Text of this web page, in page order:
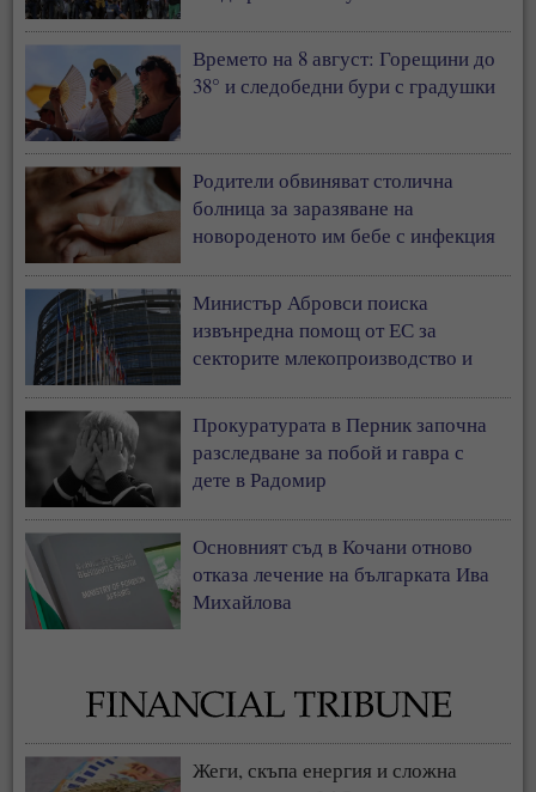
Времето на 8 август: Горещини до
38° и следобедни бури с градушки
Родители обвиняват столична
болница за заразяване на
новороденото им бебе с инфекция
Министър Абровси поиска
извънредна помощ от ЕС за
секторите млекопроизводство и
Прокуратурата в Перник започна
разследване за побой и гавра с
дете в Радомир
Основният съд в Кочани отново
отказа лечение на българката Ива
Михайлова
Жеги, скъпа енергия и сложна